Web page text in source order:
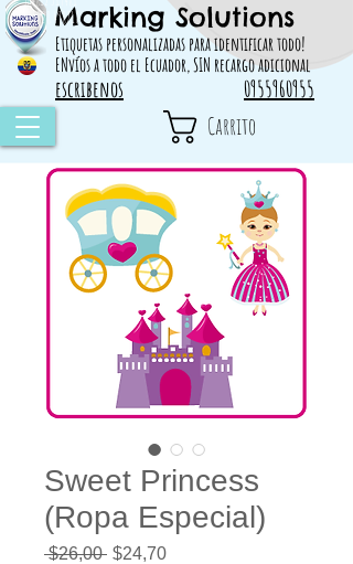
Marking Solutions
Etiquetas personalizadas para identificar todo!
ENvíos a todo el Ecuador, SIN recargo adicional
314828 498717
escribenos 0955960955
Carrito
Sweet Princess
(Ropa Especial)
$26,00 Precio
$24,70Precio